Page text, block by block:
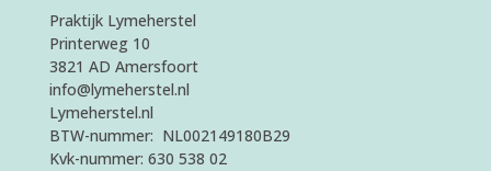
Praktijk Lymeherstel
Printerweg 10
3821 AD Amersfoort
info@lymeherstel.nl
Lymeherstel.nl
BTW-nummer: NL002149180B29
Kvk-nummer: 630 538 02